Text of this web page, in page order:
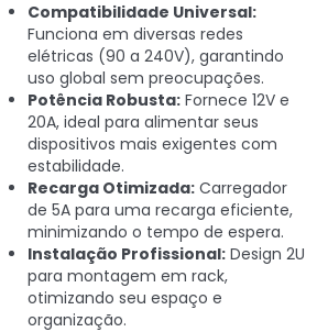
Compatibilidade Universal:
Funciona em diversas redes
elétricas (90 a 240V), garantindo
uso global sem preocupações.
Potência Robusta: Fornece 12V e
20A, ideal para alimentar seus
dispositivos mais exigentes com
estabilidade.
Recarga Otimizada: Carregador
de 5A para uma recarga eficiente,
minimizando o tempo de espera.
Instalação Profissional: Design 2U
para montagem em rack,
otimizando seu espaço e
organização.